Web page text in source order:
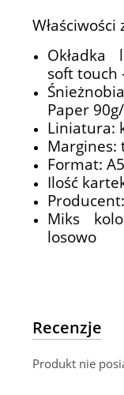
Właściwości
Okładka
soft touch
Paper
Liniatura:
Margines:
Format: A5
Ilość
Miks
losowo
Recenzje
Produkt nie